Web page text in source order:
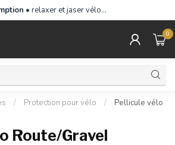
• relaxer et jaser vélo…
0
/ Protection pour vélo /
Pellicule vélo
Route/Gravel